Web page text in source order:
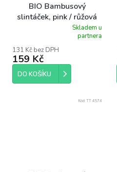
BIO Bambusový
slintáček, pink / růžová
produktu
je
5,0
5
Skladem u
partnera
131 Kč bez DPH
159 Kč
DO KOŠÍKU
Kód: TT 4574